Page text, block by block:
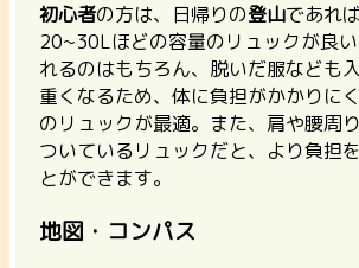
初心者の方は、日帰りの登山であれ
20~30Lほどの容量のリュックが良い
れるのはもちろん、脱いだ服なども
重くなるため、体に負担がかかりに
のリュックが最適。また、肩や腰周
ついているリュックだと、より負担
とができます。
地図・コンパス